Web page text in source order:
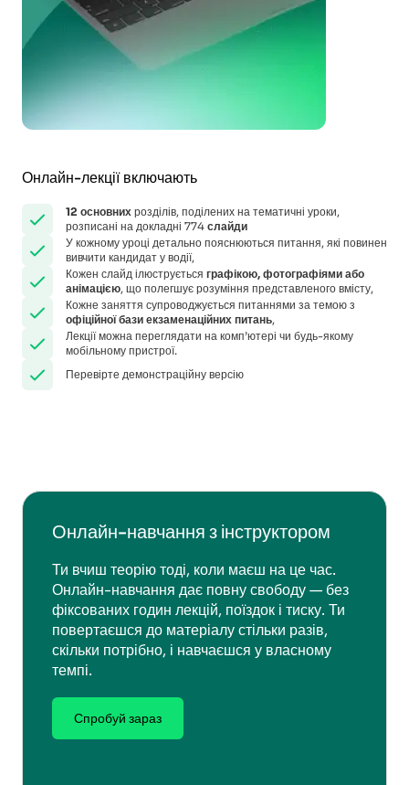
Онлайн-лекції включають
12 основних розділів, поділених на тематичні уроки,
розписані на докладні 774 слайди
У кожному уроці детально пояснюються питання, які повинен
вивчити кандидат у водії,
Кожен слайд ілюструється графікою, фотографіями або
анімацією, що полегшує розуміння представленого вмісту,
Кожне заняття супроводжується питаннями за темою з
офіційної бази екзаменаційних питань,
Лекції можна переглядати на комп’ютері чи будь-якому
мобільному пристрої.
Перевірте демонстраційну версію
Онлайн-навчання з інструктором
Ти вчиш теорію тоді, коли маєш на це час.
Онлайн-навчання дає повну свободу — без
фіксованих годин лекцій, поїздок і тиску. Ти
повертаєшся до матеріалу стільки разів,
скільки потрібно, і навчаєшся у власному
темпі.
Спробуй зараз